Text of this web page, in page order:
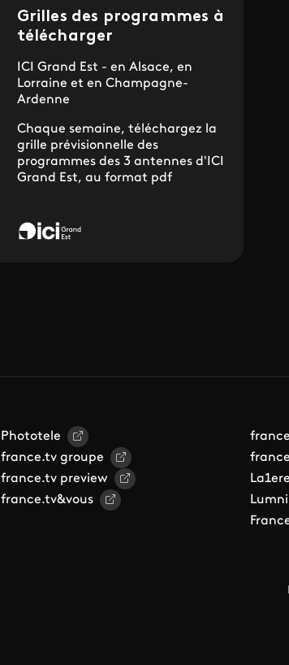
Grilles des programmes à
télécharger
ICI Grand Est - en Alsace, en
Lorraine et en Champagne-
Ardenne
Chaque semaine, téléchargez la
grille prévisionnelle des
programmes des 3 antennes d'ICI
Grand Est, au format pdf
Phototele
france.tv groupe
france.tv preview
france.tv&vous
Lumni